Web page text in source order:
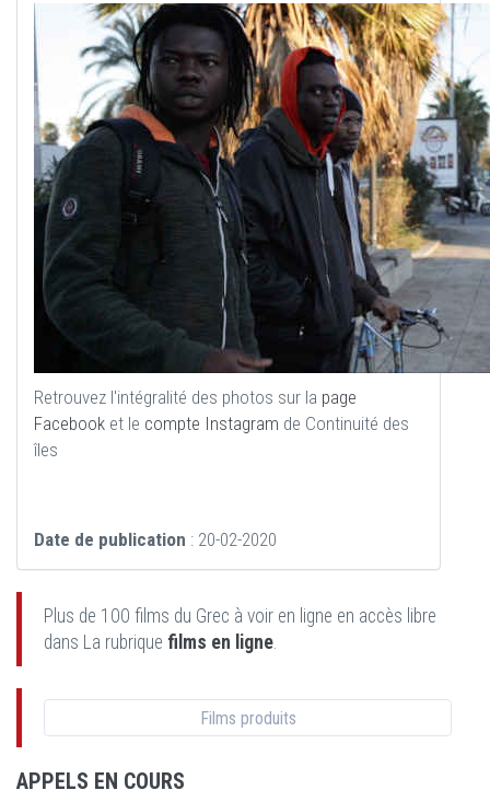
Retrouvez l'intégralité des photos sur la page
Facebook et le compte Instagram de Continuité des
îles
Date de publication : 20-02-2020
Plus de 100 films du Grec à voir en ligne en accès libre
dans La rubrique films en ligne.
Films produits
APPELS EN COURS